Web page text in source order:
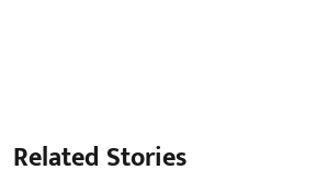
Related Stories